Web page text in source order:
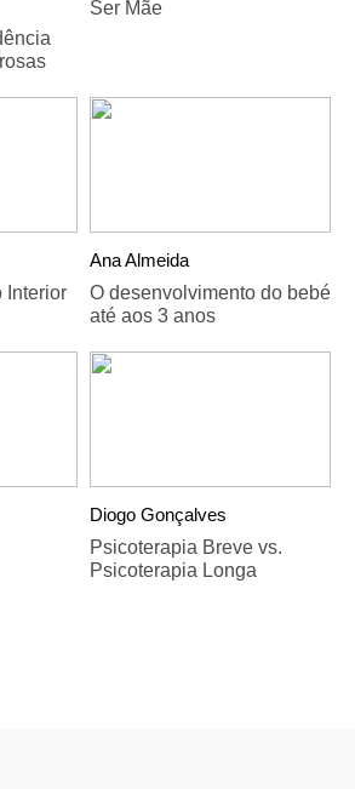
Ser Mãe
Interior
Ana Almeida
O desenvolvimento do bebé
até aos 3 anos
Diogo Gonçalves
Psicoterapia Breve vs.
Psicoterapia Longa